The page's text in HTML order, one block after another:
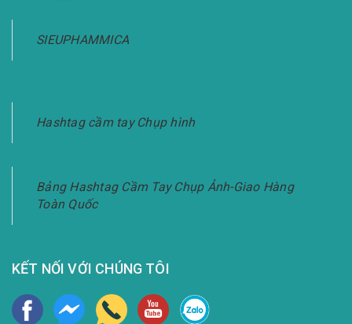
SIEUPHAMMICA
Hashtag cầm tay Chụp hình
Bảng Hashtag Cầm Tay Chụp Ảnh-Giao Hàng
Toàn Quốc
KẾT NỐI VỚI CHÚNG TÔI